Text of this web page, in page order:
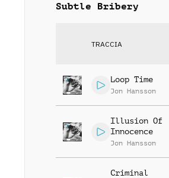
Subtle Bribery
TRACCIA
Loop Time
Jon Hansson
Illusion Of
Innocence
Jon Hansson
Criminal